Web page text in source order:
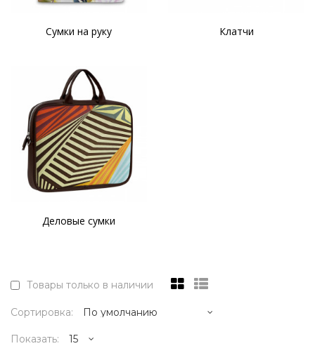
Сумки на руку Клатчи
Деловые сумки
Товары только в наличии
Сортировка:
Показать: